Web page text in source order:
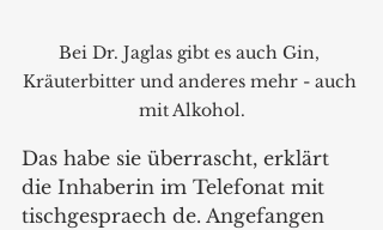
Bei Dr. Jaglas gibt es auch Gin,
Kräuterbitter und anderes mehr - auch
mit Alkohol.
Das habe sie überrascht, erklärt
die Inhaberin im Telefonat mit
tischgespraech de. Angefangen